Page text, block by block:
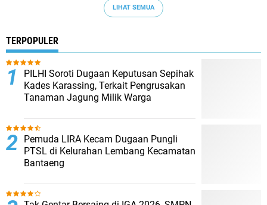
LIHAT SEMUA
TERPOPULER
PILHI Soroti Dugaan Keputusan Sepihak
Kades Karassing, Terkait Pengrusakan
Tanaman Jagung Milik Warga
Pemuda LIRA Kecam Dugaan Pungli
PTSL di Kelurahan Lembang Kecamatan
Bantaeng